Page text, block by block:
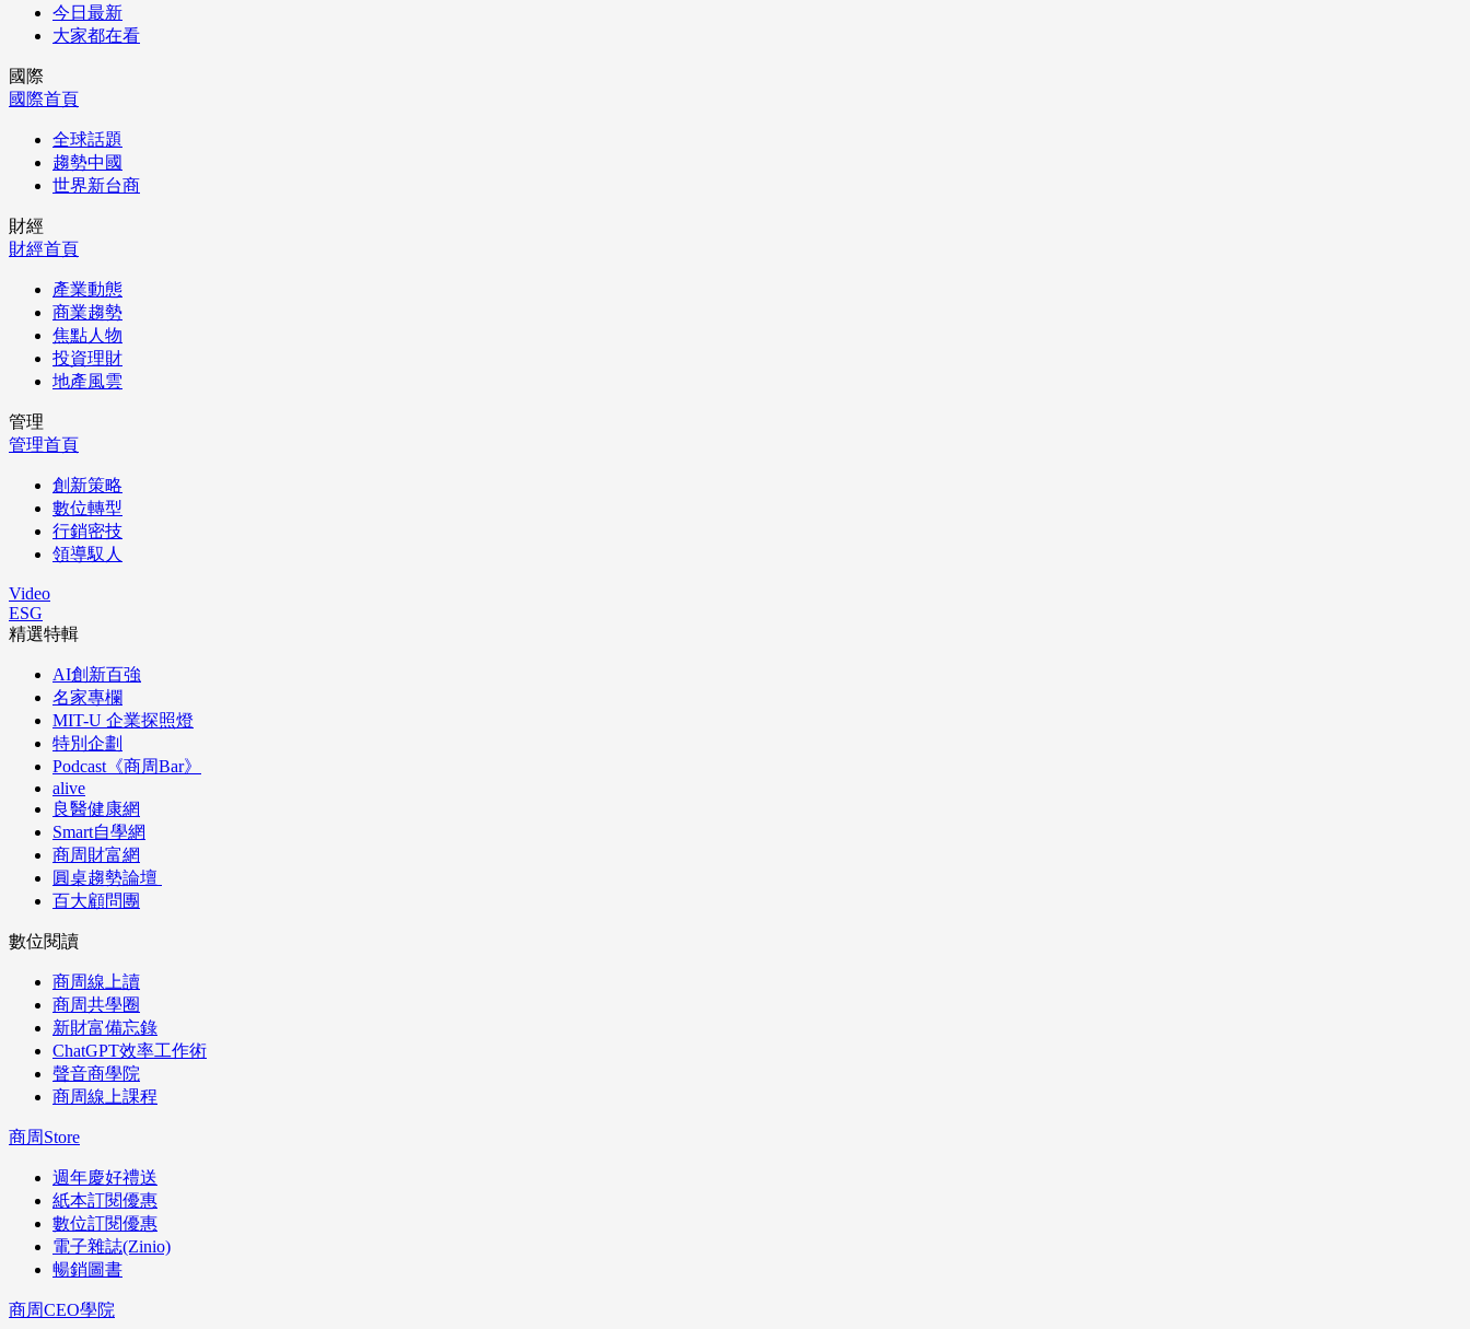
今日最新
大家都在看
國際
國際首頁
全球話題
趨勢中國
世界新台商
財經
財經首頁
產業動態
商業趨勢
焦點人物
投資理財
地產風雲
管理
管理首頁
創新策略
數位轉型
行銷密技
領導馭人
Video
ESG
精選特輯
AI創新百強
名家專欄
MIT-U 企業探照燈
特別企劃
Podcast《商周Bar》
alive
良醫健康網
Smart自學網
商周財富網
圓桌趨勢論壇
百大顧問團
數位閱讀
商周線上讀
商周共學圈
新財富備忘錄
ChatGPT效率工作術
聲音商學院
商周線上課程
商周Store
週年慶好禮送
紙本訂閱優惠
數位訂閱優惠
電子雜誌(Zinio)
暢銷圖書
商周CEO學院